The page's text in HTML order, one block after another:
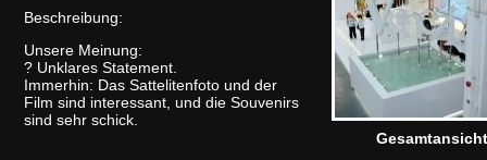
Beschreibung:
Unsere Meinung:
? Unklares Statement.
Immerhin: Das Sattelitenfoto und der
Film sind interessant, und die Souvenirs
sind sehr schick.
Gesamtansicht